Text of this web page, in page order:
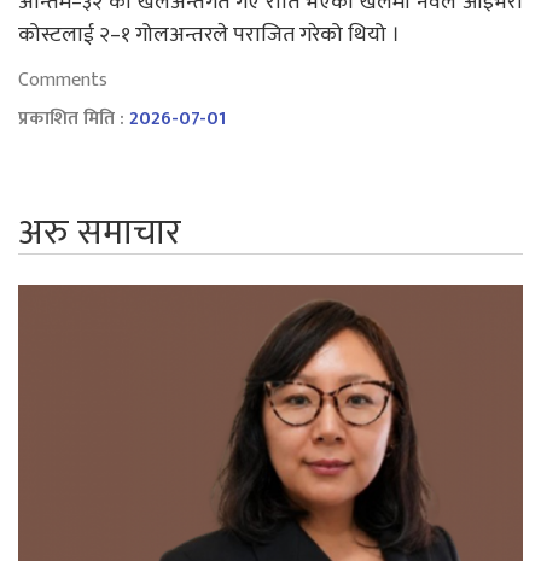
कोस्टलाई २–१ गोलअन्तरले पराजित गरेको थियो ।
Comments
प्रकाशित मिति :2026-07-01
अरु समाचार